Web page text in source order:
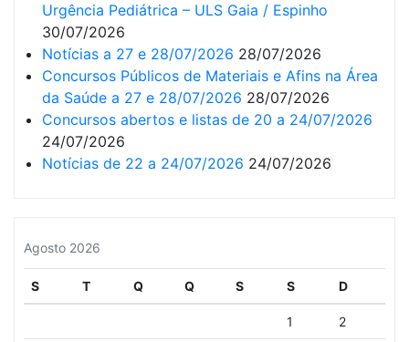
Urgência Pediátrica – ULS Gaia / Espinho
30/07/2026
Notícias a 27 e 28/07/2026 28/07/2026
Concursos Públicos de Materiais e Afins na Área
da Saúde a 27 e 28/07/2026 28/07/2026
Concursos abertos e listas de 20 a 24/07/2026
24/07/2026
Notícias de 22 a 24/07/2026 24/07/2026
Agosto 2026
S T Q Q S S D
1 2